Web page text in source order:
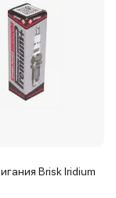
Brisk Iridium